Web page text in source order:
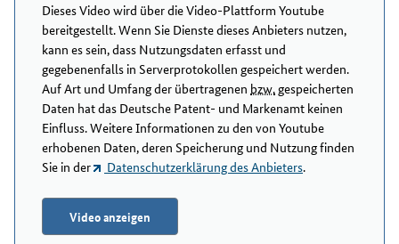
Dieses Video wird über die Video-Plattform Youtube
bereitgestellt. Wenn Sie Dienste dieses Anbieters nutzen,
kann es sein, dass Nutzungsdaten erfasst und
gegebenenfalls in Serverprotokollen gespeichert werden.
Auf Art und Umfang der übertragenen bzw.gespeicherten
Daten hat das Deutsche Patent- und Markenamt keinen
Einfluss. Weitere Informationen zu den von Youtube
erhobenen Daten, deren Speicherung und Nutzung finden
Sie in der
Datenschutzerklärung des Anbieters.
Video anzeigen